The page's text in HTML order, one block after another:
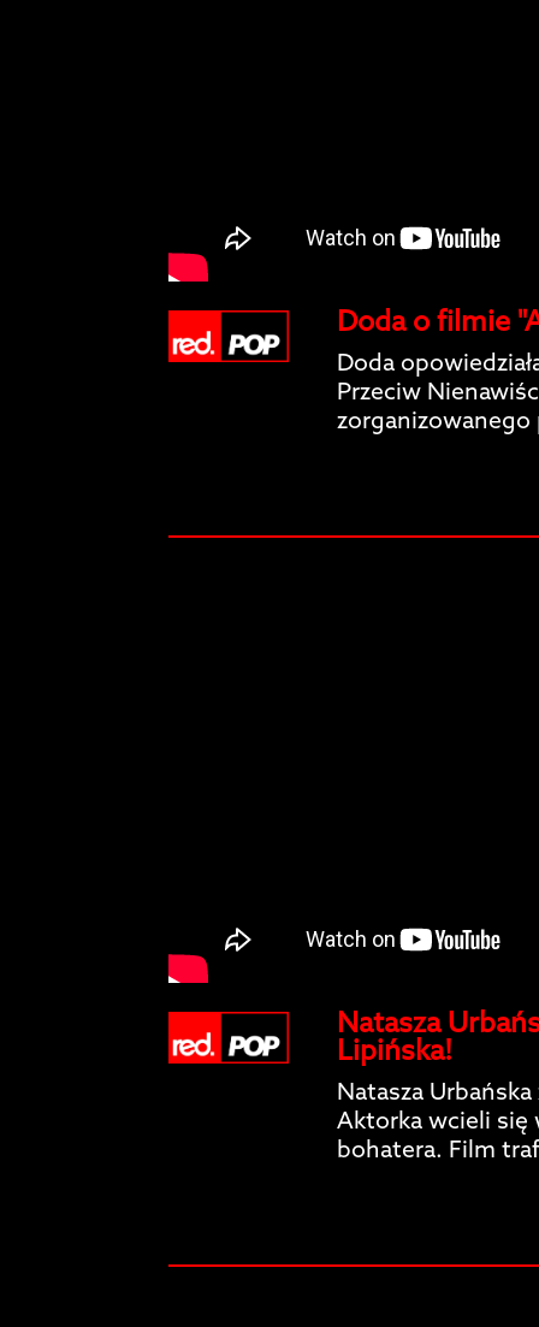
Doda o filmie
Doda
Przeciw
Natasza
Lipińska!
Natasza
Aktorka wcieli się
bohatera. Film